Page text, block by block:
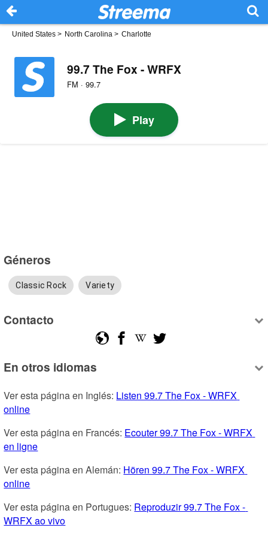
United States > North Carolina > Charlotte
99.7 The Fox - WRFX
FM · 99.7
Play
Géneros
Classic Rock Variety
Contacto
En otros idiomas
Ver esta página en Inglés: Listen 99.7 The Fox - WRFX
online
Ver esta página en Francés: Ecouter 99.7 The Fox - WRFX
en ligne
Ver esta página en Alemán: Hören 99.7 The Fox - WRFX
online
Ver esta página en Portugues: Reproduzir 99.7 The Fox -
WRFX ao vivo